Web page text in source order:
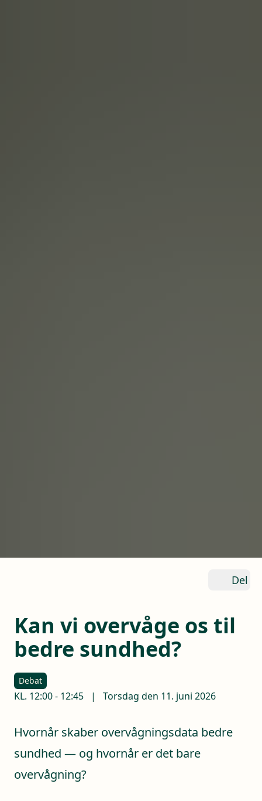
Del
Kan vi overvåge os til
bedre sundhed?
Debat
KL. 12:00- 12:45 | Torsdag den 11. juni 2026
Hvornår skaber overvågningsdata bedre
sundhed — og hvornår er det bare
overvågning?